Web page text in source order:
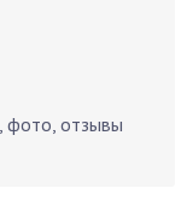
фото, отзывы